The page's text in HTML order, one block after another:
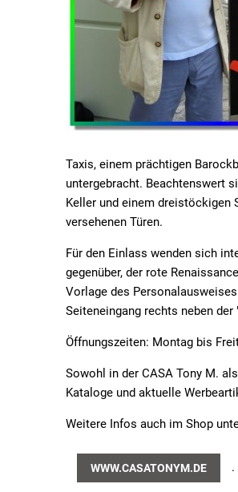
Taxis, einem prächtigen
untergebracht. Beachtenswert
Keller und einem dreistöckigen
versehenen Türen.
Für den Einlass wenden sich
gegenüber, der rote
Vorlage des
Seiteneingang rechts neben
Öffnungszeiten: Montag bis
Sowohl in der CASA Tony M.
Kataloge und aktuelle
Weitere Infos auch im Shop
WWW.CASATONYM.DE .